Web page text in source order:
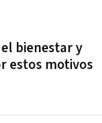
bienestar y
estos motivos